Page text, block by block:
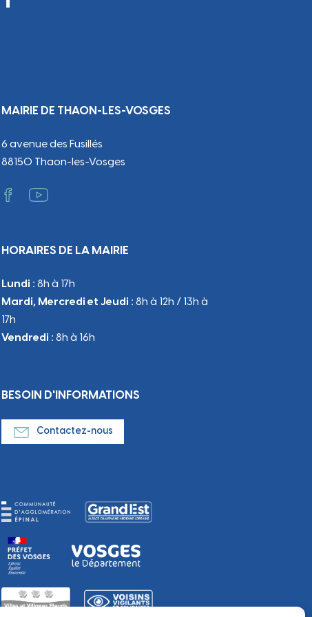
MAIRIE DE THAON-LES-VOSGES
6 avenue des Fusillés
88150 Thaon-les-Vosges
HORAIRES DE LA MAIRIE
Lundi : 8h à 17h
Mardi, Mercredi et Jeudi : 8h à 12h / 13h à
17h
Vendredi : 8h à 16h
BESOIN D'INFORMATIONS
Contactez-nous